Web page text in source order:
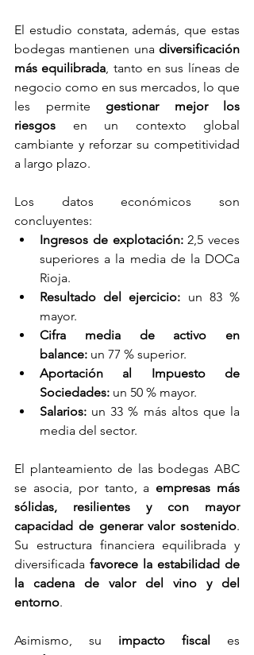
El estudio constata, además, que estas
bodegas mantienen una diversificación
más equilibrada , tanto en sus líneas de
negocio como en sus mercados, lo que
les permite gestionar mejor los
riesgos en un contexto global
cambiante y reforzar su competitividad
a largo plazo.
Los datos económicos son
concluyentes:
Ingresos de explotación: 2,5 veces
superiores a la media de la DOCa
Rioja.
Resultado del ejercicio: un 83 %
mayor.
Cifra media de activo en
balance: un 77 % superior.
Aportación al Impuesto de
Sociedades: un 50 % mayor.
Salarios: un 33 % más altos que la
media del sector.
El planteamiento de las bodegas ABC
se asocia, por tanto, a empresas más
sólidas, resilientes y con mayor
capacidad de generar valor sostenido.
Su estructura financiera equilibrada y
diversificada favorece la estabilidad de
la cadena de valor del vino y del
entorno.
Asimismo, su impacto fiscal es